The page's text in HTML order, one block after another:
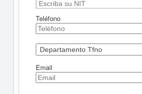
Teléfono
Email